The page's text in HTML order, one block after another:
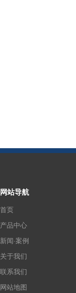
网站导航
首页
产品中心
新闻·案例
关于我们
联系我们
网站地图